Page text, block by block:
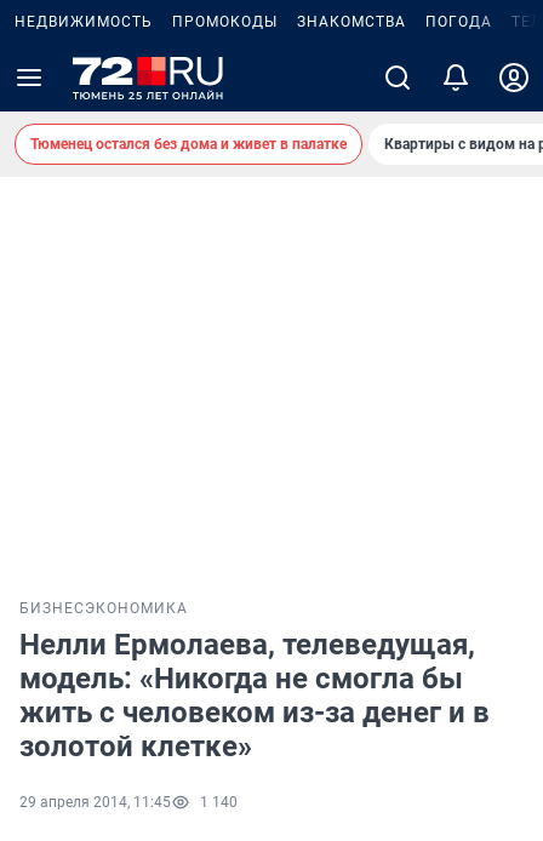
НЕДВИЖИМОСТЬ ПРОМОКОДЫ ЗНАКОМСТВА ПОГОДА
Тюменец остался без дома и живет в палатке Квартиры с видом на
БИЗНЕС ЭКОНОМИКА
Нелли Ермолаева, телеведущая,
модель: «Никогда не смогла бы
жить с человеком из-за денег и в
золотой клетке»
29 апреля 2014, 11:45 1 140